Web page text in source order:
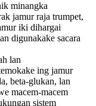
minangka
jamur raja trumpet,
iki dihargai
digunakake sacara
lan
ing jamur
beta-glukan, lan
macem-macem
sistem